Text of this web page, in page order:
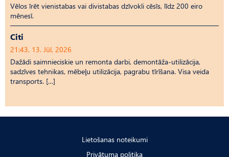
Vēlos īrēt vienistabas vai divistabas dzīvokli cēsīs, līdz 200 eiro
mēnesī.
Citi
21:43, 13. Jūl, 2026
Dažādi saimnieciskie un remonta darbi, demontāža-utilizācija,
sadzīves tehnikas, mēbeļu utilizācija, pagrabu tīrīšana. Visa veida
transports. […]
Lietošanas noteikumi
Privātuma politika